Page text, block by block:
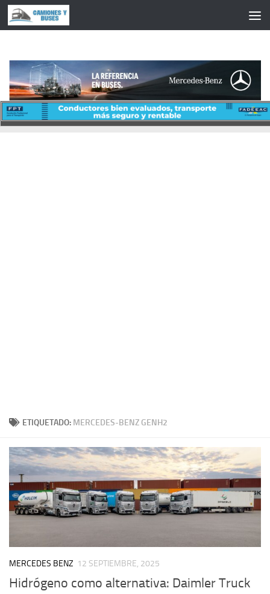
Saltar al contenido
ETIQUETADO: MERCEDES-BENZ GENH2
MERCEDES BENZ 12 SEPTIEMBRE, 2025
Hidrógeno como alternativa: Daimler Truck